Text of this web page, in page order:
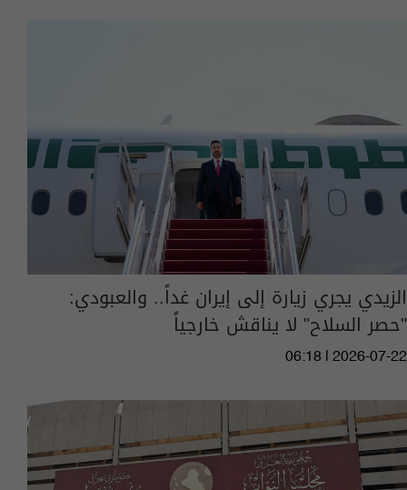
الزيدي يجري زيارة إلى إيران غداً.. والعبودي:
"حصر السلاح" لا يناقش خارجياً
06:18 | 2026-07-22